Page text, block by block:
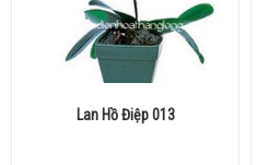
Lan Hồ Điệp 013